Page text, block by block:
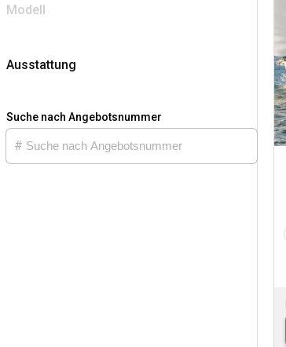
Modell
Ausstattung
Suche nach Angebotsnummer